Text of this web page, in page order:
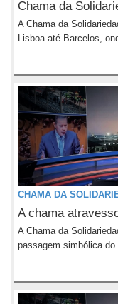
Chama da
A Chama da
Lisboa até Barcelos,
CHAMA DA
A chama
A Chama da
passagem simbólica